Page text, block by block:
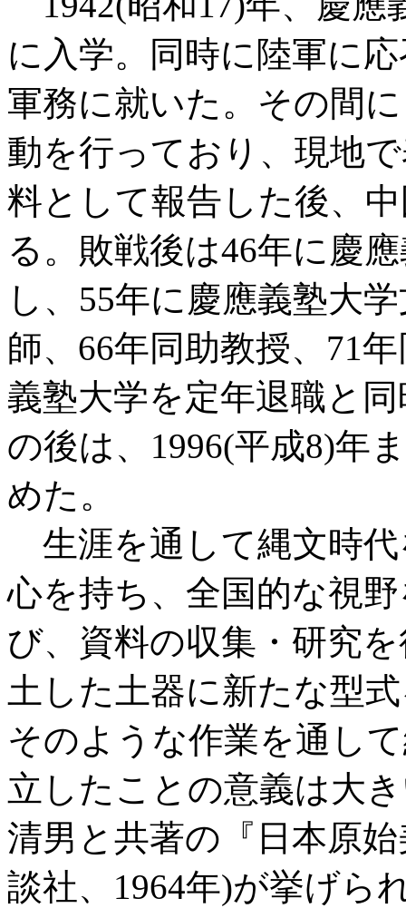
に入学。同時に陸軍に
軍務に就いた。その間
動を行っており、現地
料として報告した後、
る。敗戦後は46年に慶
し、55年に慶應義塾大
師、66年同助教授、71
義塾大学を定年退職と
の後は、1996(平成8)年
めた。
生涯を通して縄文時
心を持ち、全国的な視
び、資料の収集・研究
土した土器に新たな型
そのような作業を通し
立したことの意義は大
清男と共著の『日本原
談社、1964年)が挙げら